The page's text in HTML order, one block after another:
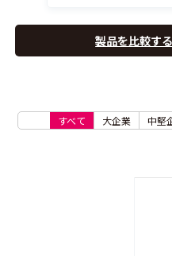
製品を比較する
すべて 大企業 中堅